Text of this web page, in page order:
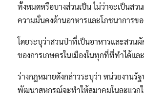
ทั้งหมดหรือบางส่วนเป็น ไม่ว่าจะเป็นส
ความมั่นคงด้านอาหารและโภชนาการข
โดยระบุว่าสวนป่าที่เป็นอาหารและสวน
ของการเกษตรในเมืองในทุกที่ที่ทำได้แล
ร่างกฎหมายดังกล่าวระบุว่า หน่วยงานรั
พัฒนาสหกรณ์จะทำให้สมาคมในละแวก